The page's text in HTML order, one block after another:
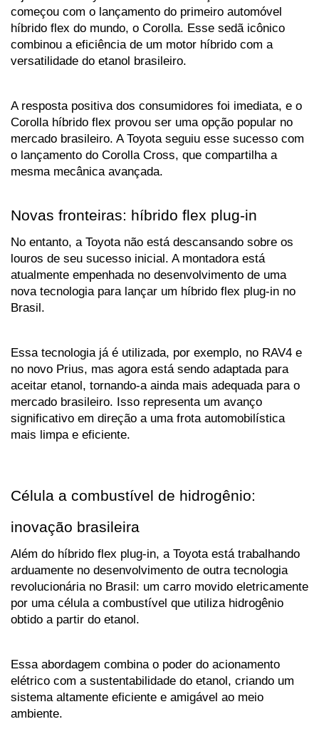
começou com o lançamento do primeiro automóvel
híbrido flex do mundo, o Corolla. Esse sedã icônico
combinou a eficiência de um motor híbrido com a
versatilidade do etanol brasileiro.
A resposta positiva dos consumidores foi imediata, e o
Corolla híbrido flex provou ser uma opção popular no
mercado brasileiro. A Toyota seguiu esse sucesso com
o lançamento do Corolla Cross, que compartilha a
mesma mecânica avançada.
Novas fronteiras: híbrido flex plug-in
No entanto, a Toyota não está descansando sobre os
louros de seu sucesso inicial. A montadora está
atualmente empenhada no desenvolvimento de uma
nova tecnologia para lançar um híbrido flex plug-in no
Brasil.
Essa tecnologia já é utilizada, por exemplo, no RAV4 e
no novo Prius, mas agora está sendo adaptada para
aceitar etanol, tornando-a ainda mais adequada para o
mercado brasileiro. Isso representa um avanço
significativo em direção a uma frota automobilística
mais limpa e eficiente.
Célula a combustível de hidrogênio:
inovação brasileira
Além do híbrido flex plug-in, a Toyota está trabalhando
arduamente no desenvolvimento de outra tecnologia
revolucionária no Brasil: um carro movido eletricamente
por uma célula a combustível que utiliza hidrogênio
obtido a partir do etanol.
Essa abordagem combina o poder do acionamento
elétrico com a sustentabilidade do etanol, criando um
sistema altamente eficiente e amigável ao meio
ambiente.